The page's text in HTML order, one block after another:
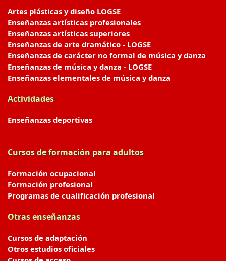
Artes plásticas y diseño LOGSE
Enseñanzas artísticas profesionales
Enseñanzas artísticas superiores
Enseñanzas de arte dramático - LOGSE
Enseñanzas de carácter no formal de música y danza
Enseñanzas de música y danza - LOGSE
Enseñanzas elementales de música y danza
Actividades
Enseñanzas deportivas
Cursos de formación para adultos
Formación ocupacional
Formación profesional
Programas de cualificación profesional
Otras enseñanzas
Cursos de adaptación
Otros estudios oficiales